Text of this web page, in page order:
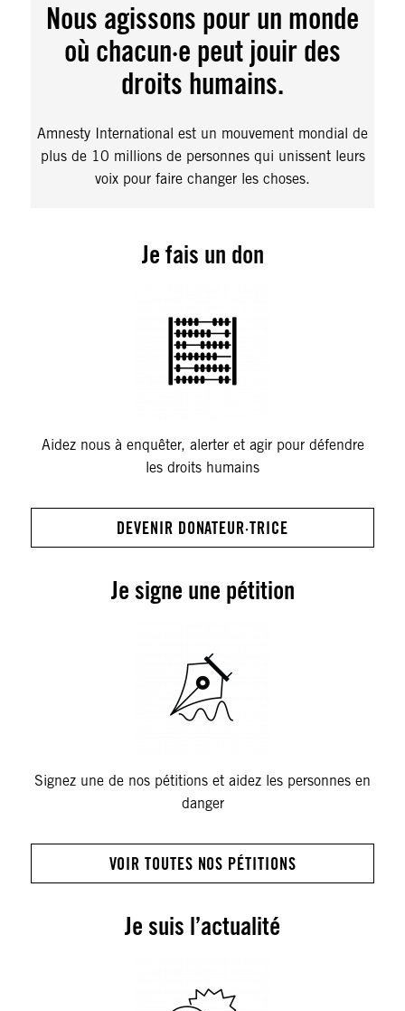
Nous agissons pour un monde
où chacun·e peut jouir des
droits humains.
Amnesty International est un mouvement mondial de
plus de 10 millions de personnes qui unissent leurs
voix pour faire changer les choses.
Je fais un don
Aidez nous à enquêter, alerter et agir pour défendre
les droits humains
DEVENIR DONATEUR·TRICE
Je signe une pétition
Signez une de nos pétitions et aidez les personnes en
danger
VOIR TOUTES NOS PÉTITIONS
Je suis l’actualité